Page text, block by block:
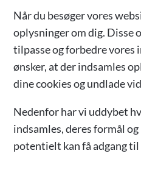
Når du besøger vores
oplysninger om dig. Disse
tilpasse og forbedre vores
ønsker, at der indsamles
dine cookies og undlade
Nedenfor har vi uddybet
indsamles, deres formål
potentielt kan få adgang til